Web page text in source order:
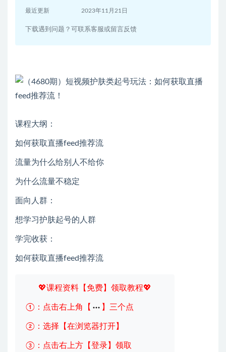
最近更新 2023年11月21日
下载遇到问题？可联系客服或留言反馈
课程大纲：
如何获取直播feed推荐流
流量为什么给别人不给你
为什么流量不稳定
面向人群：
想学习护肤起号的人群
学完收获：
如何获取直播feed推荐流
💖课程资料【免费】领取教程💖
①：点击右上角【 】三个点
②：选择【在浏览器打开】
③：点击右上方【登录】领取